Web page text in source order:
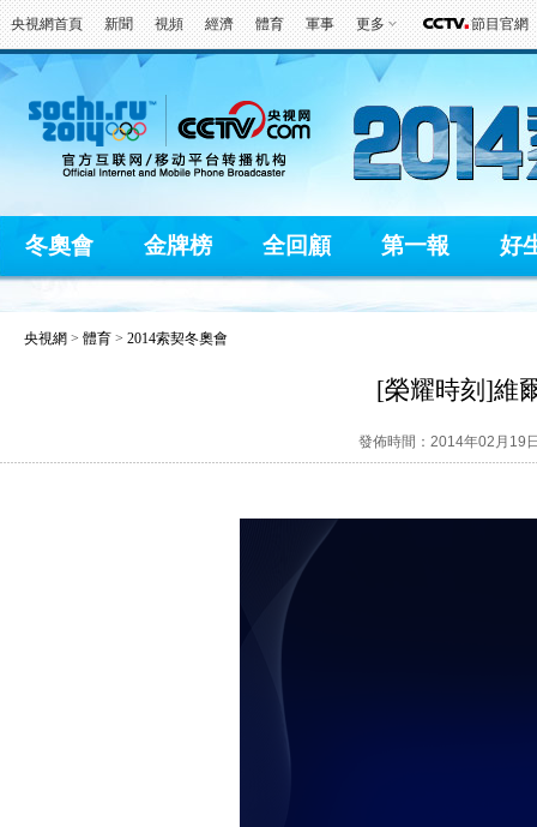
央視網首頁 新聞 視頻 經濟 體育 軍事 更多 節目官網
冬奧會 金牌榜 全回顧 第一報 好
央視網 > 體育 > 2014索契冬奧會
[榮耀時刻]維
發佈時間：2014年02月19